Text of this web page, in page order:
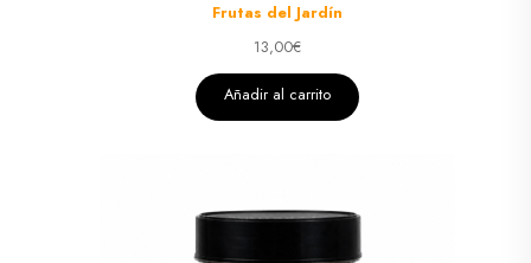
Frutas del Jardín
13,00€
Añadir al carrito